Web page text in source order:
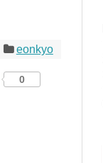
eonkyo
0